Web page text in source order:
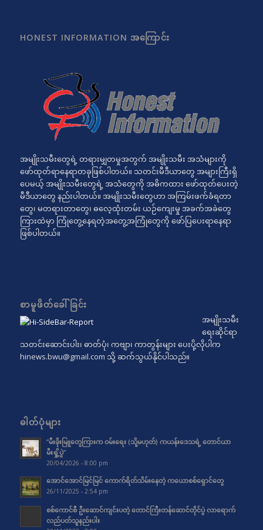
HONEST INFORMATION အကြောင်း
အမျိုးသမီးတွေရဲ့ တရားမျှတမှုအတွက် အမျိုးသမီး အသံများကို
ဖော်ထုတ်ရာနေရာတခုဖြစ်ပါတယ်။ သတင်းမီဒီယာတွေ အများကြီးရှိ
ပေမယ့် အမျိုးသမီးတွေရဲ့ အသံတွေကို အဓိကထား ဖော်ထုတ်ပေးတဲ့
မီဒီယာတွေ နည်းပါတယ်။ အမျိုးသမီးတွေဟာ အကြမ်းဖက်ခံရတာ
တွေ၊ မတရားတာတွေ၊ ဓလေ့ထုံးတမ်း ယဉ်ကျေးမှု အခက်အခဲတွေ
ကြားထဲမှာ ကြုံတွေ့နေရတဲ့အတွေ့အကြုံတွေကို ဖော်ပြပေးရာနေရာ
ဖြစ်ပါတယ်။
စာမူဖိတ်ခေါ်ခြင်း
အမျိုးသမီး
ရေးဆိုင်ရာ
သတင်းဆောင်းပါး၊ ဓာတ်ပုံ၊ ကဗျာ၊ ကာတွန်းများ ပေးပို့လိုပါက
hinews.bwu@gmail.com သို့ ဆက်သွယ်နိုင်ပါသည်။
ဓါတ်ပုံများ
“မီးခိုးမြူတွေကြားက ဝမ်းရေး (သို့မဟုတ်) ကယန်းဒေသရဲ့ တောင်ယာ
မီးရှို့ပွဲ”
20/04/2026 - 8:00 pm
အောင်အောင်မြင်မြင် ကောက်ရိတ်သိမ်းနေတဲ့ ကယောစစ်ရှောင်တွေ
26/11/2025 - 2:54 pm
စစ်ကောင်စီ ဦးဆောင်ကျင်းပတဲ့ တောင်ကြီးတန်ဆောင်တိုင်ပွဲ လာရောက်
လည်ပတ်သူနည်းပါး